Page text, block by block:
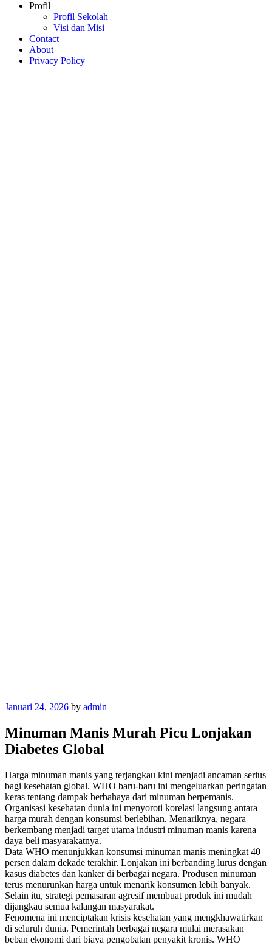
Profil
Profil Sekolah
Visi dan Misi
Contact
About
Privacy Policy
Posted
Januari 24, 2026 by admin
Minuman Manis Murah Picu Lonjakan
Diabetes Global
Harga minuman manis yang terjangkau kini menjadi ancaman serius
bagi kesehatan global. WHO baru-baru ini mengeluarkan peringatan
keras tentang dampak berbahaya dari minuman berpemanis.
Organisasi kesehatan dunia ini menyoroti korelasi langsung antara
harga murah dengan konsumsi berlebihan. Menariknya, negara
berkembang menjadi target utama industri minuman manis karena
daya beli masyarakatnya.
Data WHO menunjukkan konsumsi minuman manis meningkat 40
persen dalam dekade terakhir. Lonjakan ini berbanding lurus dengan
kasus diabetes dan kanker di berbagai negara. Produsen minuman
terus menurunkan harga untuk menarik konsumen lebih banyak.
Selain itu, strategi pemasaran agresif membuat produk ini mudah
dijangkau semua kalangan masyarakat.
Fenomena ini menciptakan krisis kesehatan yang mengkhawatirkan
di seluruh dunia. Pemerintah berbagai negara mulai merasakan
beban ekonomi dari biaya pengobatan penyakit kronis. WHO